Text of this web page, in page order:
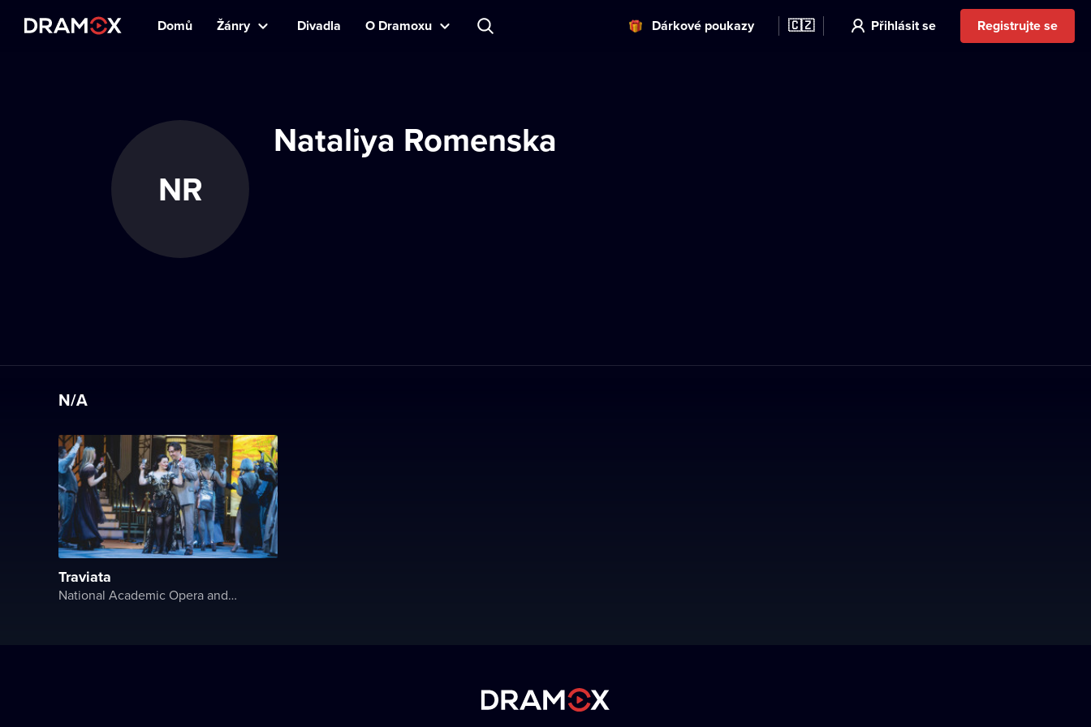
Domů Žánry Divadla O Dramoxu Dárkové poukazy 🇨🇿 Přihlásit se Registrujte se
NR
Nataliya Romenska
N/A
Traviata
National Academic Opera and Ballet Theater of Ukraine